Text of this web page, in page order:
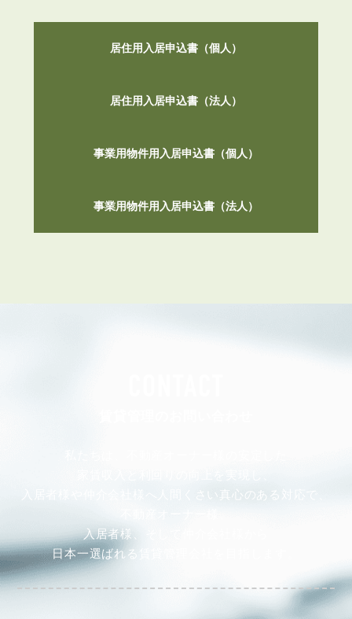
居住用入居申込書（個人）
居住用入居申込書（法人）
事業用物件用入居申込書（個人）
事業用物件用入居申込書（法人）
入居者様や仲介会社様へ人間くさい真心のある対応で、
入居者様、そして仲介会社様から
日本一選ばれる賃貸管理会社を目指します。